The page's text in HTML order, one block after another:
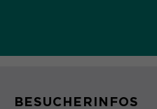
BESUCHERINFOS